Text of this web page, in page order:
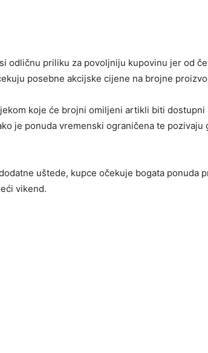
odličnu priliku za povoljniju kupovinu jer od
posebne akcijske cijene na brojne
koje će brojni omiljeni artikli biti dostupni
je ponuda vremenski ograničena te pozivaju
uštede, kupce očekuje bogata ponuda
vikend.